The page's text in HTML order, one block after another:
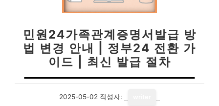
민원24가족관계증명서발급 방
법 변경 안내 | 정부24 전환 가
이드 | 최신 발급 절차
2025-05-02 작성자: